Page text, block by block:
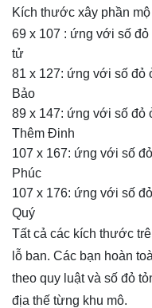
Kích thước xây phần
69 x 107 : ứng với số
tử
81 x 127: ứng với số
Bảo
89 x 147: ứng với số đỏ
Thêm Đinh
107 x 167: ứng với số
Phúc
107 x 176: ứng với số
Quý
Tất cả các kích thước
lỗ ban. Các bạn hoàn
theo quy luật và số đỏ
địa thế từng khu mô.